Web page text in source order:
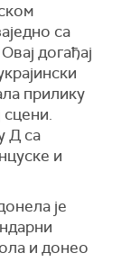
са
догађај
прилику
сцени.
Д са
и
је
и донео